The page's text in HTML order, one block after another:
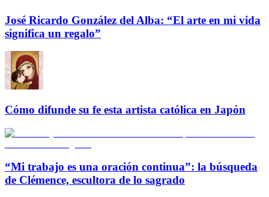
José Ricardo González del Alba: “El arte en mi vida
significa un regalo”
Cómo difunde su fe esta artista católica en Japón
“Mi trabajo es una oración continua”: la búsqueda
de Clémence, escultora de lo sagrado